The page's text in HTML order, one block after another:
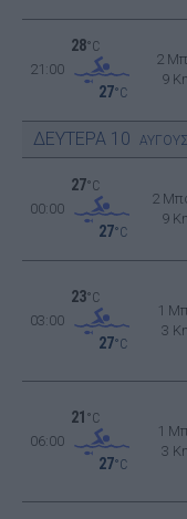
21:00
28°C
27°C
2
9
ΔΕΥΤΕΡΑ 10
00:00
27°C
27°C
2
9
03:00
23°C
27°C
1
3
06:00
21 °C
27°C
1
3